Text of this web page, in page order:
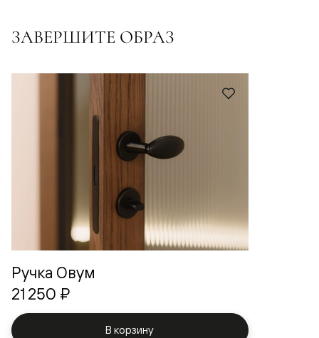
ЗАВЕРШИТЕ ОБРАЗ
Ручка Овум
21 250 ₽
В корзину